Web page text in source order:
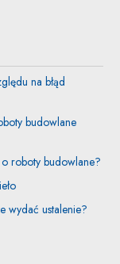
na błąd
budowlane
roboty budowlane?
wydać ustalenie?